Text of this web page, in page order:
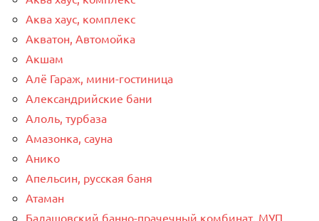
Аква хаус, комплекс
Акватон, Автомойка
Акшам
Алё Гараж, мини-гостиница
Александрийские бани
Алоль, турбаза
Амазонка, сауна
Анико
Апельсин, русская баня
Атаман
Балашовский банно-прачечный комбинат, МУП